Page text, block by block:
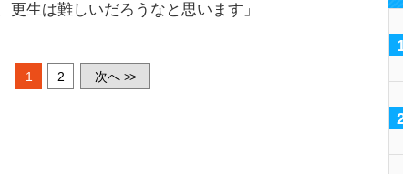
生は難しいだろうなと思います」
1 2 次へ >>